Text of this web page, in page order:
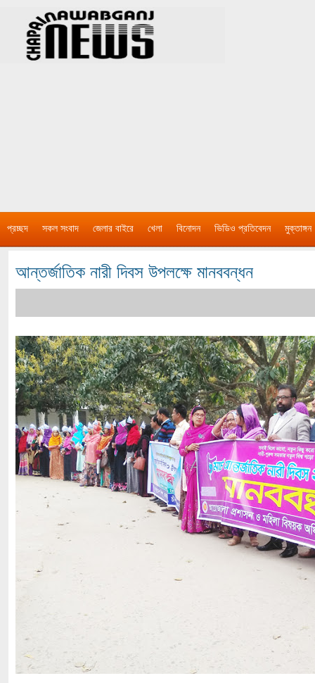
প্রচ্ছদ সকল সংবাদ জেলার বাইরে খেলা বিনোদন ভিডিও প্রতিবেদন মুক্তাঙ্গন
আন্তর্জাতিক নারী দিবস উপলক্ষে মানববন্ধন